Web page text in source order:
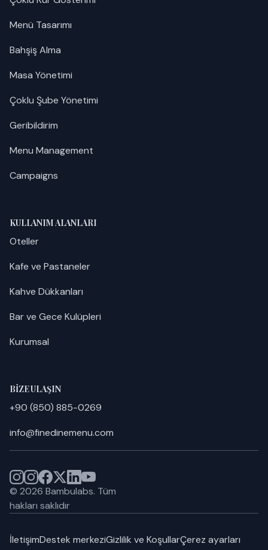
Menü Tasarımı
Bahşiş Alma
Masa Yönetimi
Çoklu Şube Yönetimi
Geribildirim
Menu Management
Campaigns
KULLANIM ALANLARI
Oteller
Kafe ve Pastaneler
Kahve Dükkanları
Bar ve Gece Kulüpleri
Kurumsal
BIZE ULAŞIN
+90 (850) 885-0269
info@finedinemenu.com
© 2026 Bambulabs. Tüm
hakları saklıdır
İletişimDestek merkeziGizlilik ve KoşullarÇerez ayarları